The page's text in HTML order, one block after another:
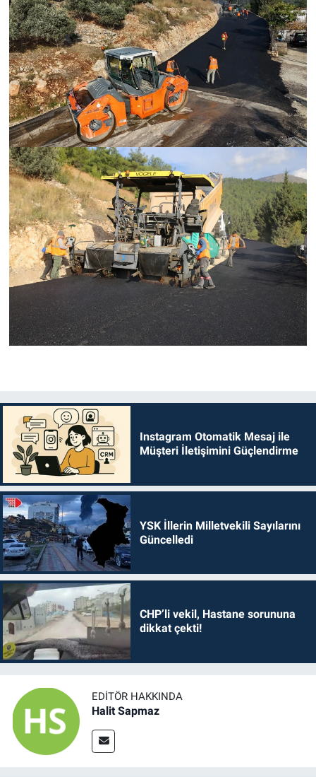
Instagram Otomatik Mesaj ile
Müşteri İletişimini Güçlendirme
YSK İllerin Milletvekili Sayılarını
Güncelledi
CHP’li vekil, Hastane sorununa
dikkat çekti!
EDITÖR HAKKINDA
Halit Sapmaz